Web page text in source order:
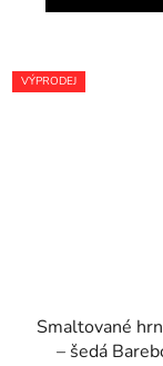
VÝPRODEJ
Smaltované
– šedá